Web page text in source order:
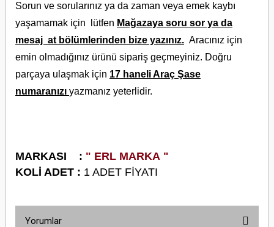
Sorun ve sorularınız ya da zaman veya emek kaybı
yaşamamak için lütfen Mağazaya soru sor ya da
mesaj at bölümlerinden bize yazınız. Aracınız için
emin olmadığınız ürünü sipariş geçmeyiniz. Doğru
parçaya ulaşmak için 17 haneli Araç Şase
numaranızı yazmanız yeterlidir.
MARKASI : " ERL MARKA "
KOLİ ADET : 1 ADET FİYATI
Yorumlar